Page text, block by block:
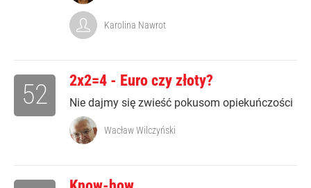
Karolina Nawrot
2x2=4 - Euro czy złoty?
Nie dajmy się zwieść pokusom opiekuńczości
52
Wacław Wilczyński